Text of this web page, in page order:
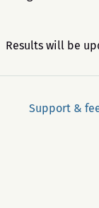
Results will be
Support &